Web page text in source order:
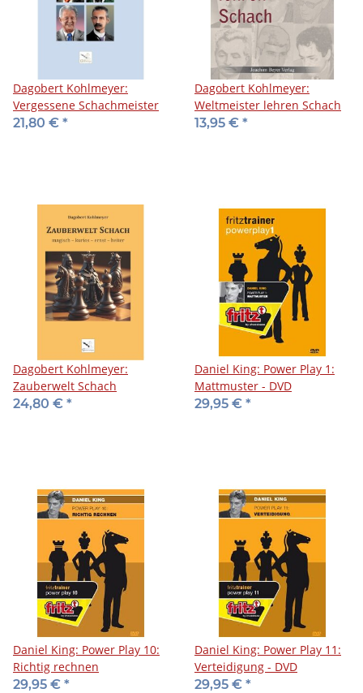
Dagobert Kohlmeyer:
Vergessene Schachmeister
21,80 € *
Dagobert Kohlmeyer:
Weltmeister lehren Schach
13,95 € *
Dagobert Kohlmeyer:
Zauberwelt Schach
24,80 € *
Daniel King: Power Play 1:
Mattmuster - DVD
29,95 € *
Daniel King: Power Play 10:
Richtig rechnen
29,95 € *
Daniel King: Power Play 11:
Verteidigung - DVD
29,95 € *